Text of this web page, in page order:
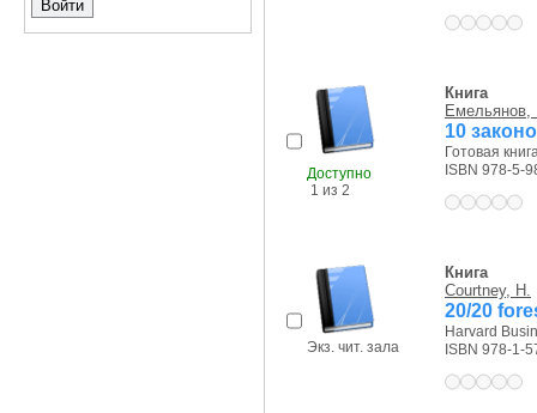
Доступно
1 из 2
Книга
10
Готовая
ISBN 978-5-
Экз. чит. зала
Книга
Courtney, H.
20/20
Harvard
ISBN 978-1-